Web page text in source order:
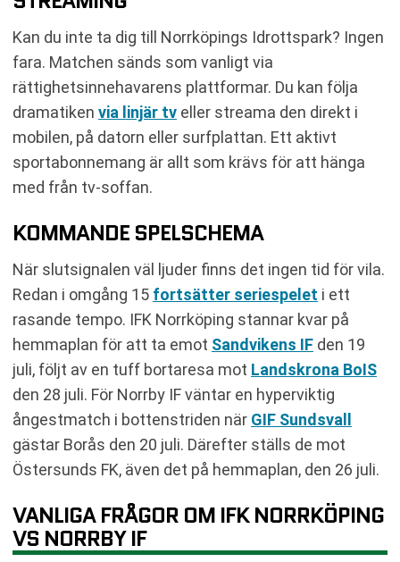
Kan du inte ta dig till Norrköpings Idrottspark? Ingen
fara. Matchen sänds som vanligt via
rättighetsinnehavarens plattformar. Du kan följa
dramatiken via linjär tv eller streama den direkt i
mobilen, på datorn eller surfplattan. Ett aktivt
sportabonnemang är allt som krävs för att hänga
med från tv-soffan.
KOMMANDE SPELSCHEMA
När slutsignalen väl ljuder finns det ingen tid för vila.
Redan i omgång 15 fortsätter seriespelet i ett
rasande tempo. IFK Norrköping stannar kvar på
hemmaplan för att ta emot Sandvikens IF den 19
juli, följt av en tuff bortaresa mot Landskrona BoIS
den 28 juli. För Norrby IF väntar en hyperviktig
ångestmatch i bottenstriden när GIF Sundsvall
gästar Borås den 20 juli. Därefter ställs de mot
Östersunds FK, även det på hemmaplan, den 26 juli.
VANLIGA FRÅGOR OM IFK NORRKÖPING
VS NORRBY IF